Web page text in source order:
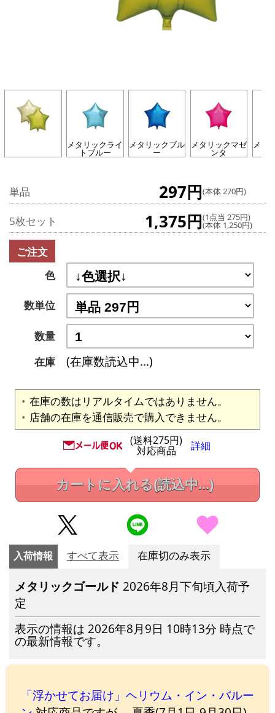
メタリックライ
トブルー
メタリックブル
ー
メタリックマゼ
ンタ
メタ
単品 297円(本体 270円)
5枚セット 1,375円(1点当 275円)
(本体 1,250円)
ご注文
色
数単位
数量
在庫
(在庫数読込中...)
在庫の数はリアルタイムではありません。
店舗の在庫を通信販売で購入できません。
(送料275円)
対応商品 詳細
カートに入れる(読込中...)
入荷情報 すべて表示 在庫切のみ表示
メタリックゴールド 2026年8月下旬頃入荷予
定
表示の情報は 2026年8月9日 10時13分 時点で
の最新情報です。
「浮かせてお届け」ヘリウム・イン・バルー